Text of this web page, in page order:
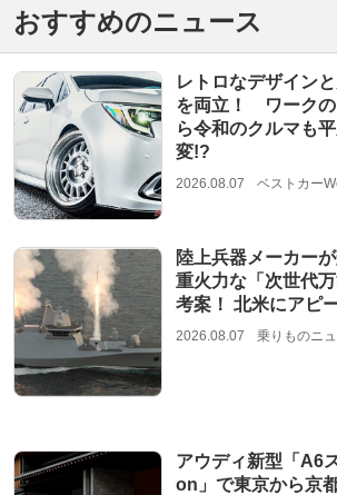
おすすめのニュース
レトロなデザイン
を両立！ ワークの
ら令和のクルマも
変!?
2026.08.07 ベストカー
陸上兵器メーカー
重火力な「次世代
考案！ 北米にアピ
2026.08.07 乗りものニ
アウディ新型「A6
on」で東京から京